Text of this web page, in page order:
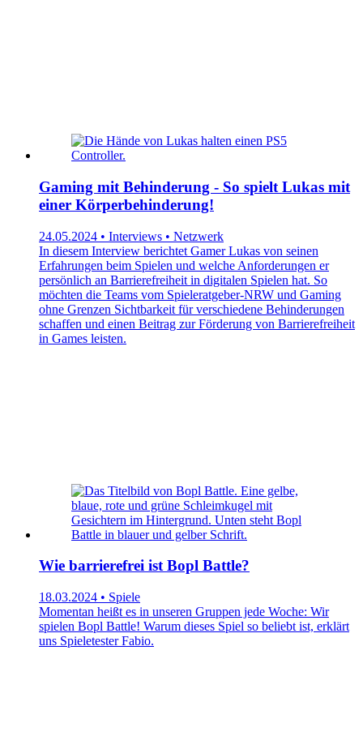
Gaming mit Behinderung - So spielt Lukas mit
einer Körperbehinderung!
24.05.2024 • Interviews • Netzwerk
In diesem Interview berichtet Gamer Lukas von seinen
Erfahrungen beim Spielen und welche Anforderungen er
persönlich an Barrierefreiheit in digitalen Spielen hat. So
möchten die Teams vom Spieleratgeber-NRW und Gaming
ohne Grenzen Sichtbarkeit für verschiedene Behinderungen
schaffen und einen Beitrag zur Förderung von Barrierefreiheit
in Games leisten.
Wie barrierefrei ist Bopl Battle?
18.03.2024 • Spiele
Momentan heißt es in unseren Gruppen jede Woche: Wir
spielen Bopl Battle! Warum dieses Spiel so beliebt ist, erklärt
uns Spieletester Fabio.